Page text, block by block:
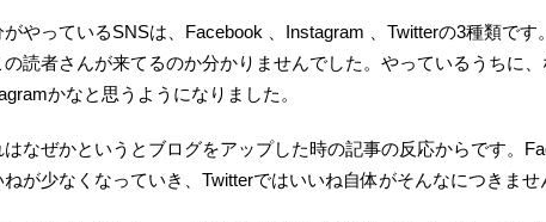
がやっているSNSは、Facebook 、Instagram 、Twitterの3種類で
の読者さんが来てるのか分かりませんでした。やっているうちに、
かなと思うようになりました。
はなぜかというとブログをアップした時の記事の反応からです。
ねが少なくなっていき、Twitterではいいね自体がそんなにつきませ